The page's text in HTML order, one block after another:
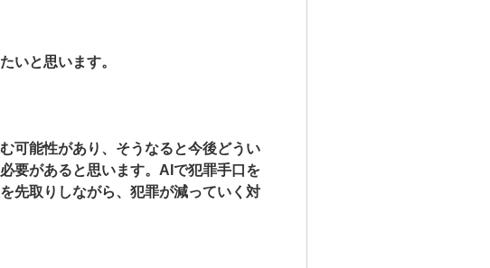
いと思います。
可能性があり、そうなると今後どうい
要があると思います。AIで犯罪手口を
先取りしながら、犯罪が減っていく対